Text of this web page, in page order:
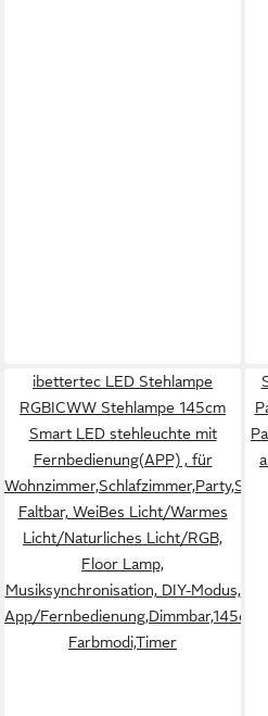
ibettertec LED Stehlampe
RGBICWW Stehlampe 145cm
Smart LED stehleuchte mit
Fernbedienung(APP) , für
Faltbar, WeiBes Licht/Warmes
Licht/Naturliches Licht/RGB,
Floor Lamp,
Musiksynchronisation, DIY-Modus,
App/
Farbmodi,Timer